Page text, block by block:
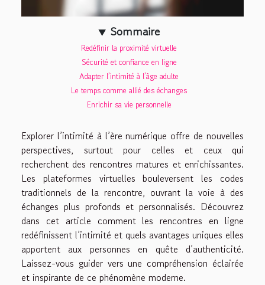
Sommaire
Redéfinir la proximité virtuelle
Sécurité et confiance en ligne
Adapter l’intimité à l’âge adulte
Le temps comme allié des échanges
Enrichir sa vie personnelle
Explorer l’intimité à l’ère numérique offre de nouvelles
perspectives, surtout pour celles et ceux qui
recherchent des rencontres matures et enrichissantes.
Les plateformes virtuelles bouleversent les codes
traditionnels de la rencontre, ouvrant la voie à des
échanges plus profonds et personnalisés. Découvrez
dans cet article comment les rencontres en ligne
redéfinissent l’intimité et quels avantages uniques elles
apportent aux personnes en quête d’authenticité.
Laissez-vous guider vers une compréhension éclairée
et inspirante de ce phénomène moderne.